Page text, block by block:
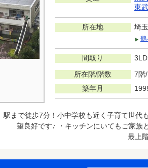
東
所在地 埼
鶴
間取り
所在階/階数
7階
築年月
駅まで徒歩7分！小中学校も近く子育て世
望良好です♪ ・キッチンにいてもご家族
最上